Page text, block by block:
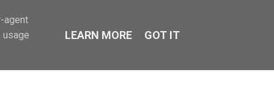
agent
usage
LEARN MORE GOT IT